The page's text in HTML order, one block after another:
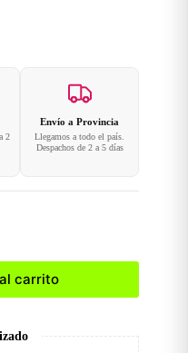
2
Envío a Provincia
Llegamos a todo el país.
Despachos de 2 a 5 días
carrito